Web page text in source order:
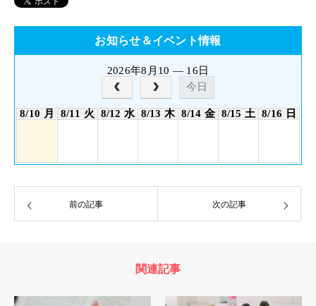
お知らせ＆イベント情報
2026年8月10 — 16日
今日
8/10 月 8/11 火 8/12 水 8/13 木 8/14 金 8/15 土 8/16 日
前の記事 次の記事
関連記事